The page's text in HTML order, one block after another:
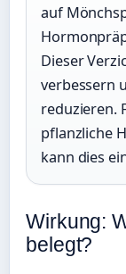
auf
Dieser
verbessern
reduzieren.
pflanzliche
kann dies
Wirkung:
belegt?